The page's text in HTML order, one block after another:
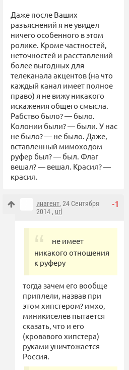
Даже после Ваших
разъяснений я не увидел
ничего особенного в этом
ролике. Кроме частностей,
неточностей и расставлений
более выгодных для
телеканала акцентов (на что
каждый канал имеет полное
право) я не вижу никакого
искажения общего смысла.
Рабство было? — было.
Колонии были? — были. У нас
не было? — не было. Даже,
вставленный мимоходом
руфер был? — был. Флаг
вешал? — вешал. Красил? —
красил.
-1
инагент, 24 Сентября
2014 , url
не имеет
никакого отношения
к руферу
тогда зачем его вообще
приплели, назвав при
этом хипстером? имхо,
миникиселев пытается
сказать, что и его
(кровавого хипстера)
руками уничтожается
Россия.